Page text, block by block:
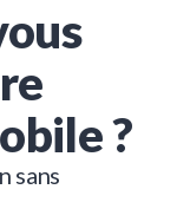
?
sans